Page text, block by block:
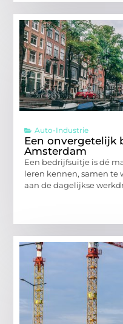
Auto-Industrie
Een onvergetelijk
Amsterdam
Een bedrijfsuitje is dé
leren kennen, samen te
aan de dagelijkse